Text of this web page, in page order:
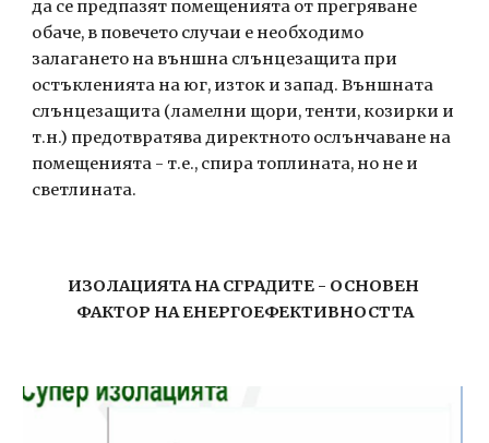
да се предпазят помещенията от прегряване
обаче, в повечето случаи е необходимо
залагането на външна слънцезащита при
остъкленията на юг, изток и запад. Външната
слънцезащита (ламелни щори, тенти, козирки и
т.н.) предотвратява директното ослънчаване на
помещенията - т.е., спира топлината, но не и
светлината.
ИЗОЛАЦИЯТА НА СГРАДИТЕ - ОСНОВЕН
ФАКТОР НА ЕНЕРГОЕФЕКТИВНОСТТА